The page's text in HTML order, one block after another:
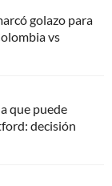
golazo para
vs
que puede
decisión